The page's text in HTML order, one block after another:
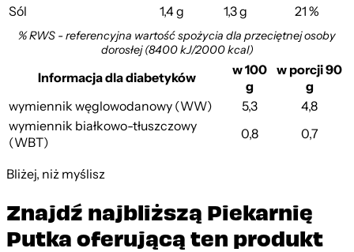
Sól
1,4 g 1,3 g 21 %
% RWS - referencyjna wartość spożycia dla przeciętnej osoby
dorosłej (8400 kJ/2000 kcal)
Informacja dla diabetyków
w 100
g
w porcji 90
g
wymiennik węglowodanowy (WW)
5,3
4,8
wymiennik białkowo-tłuszczowy
(WBT)
0,8 0,7
Bliżej, niż myślisz
Znajdź najbliższą Piekarnię
Putka oferującą ten produkt